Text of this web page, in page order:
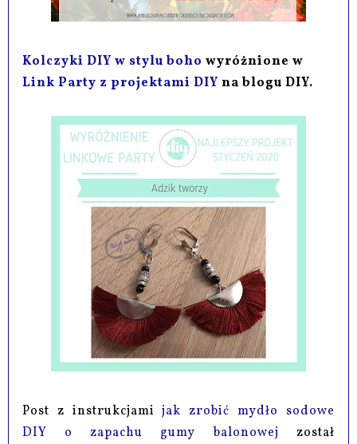
Kolczyki DIY w stylu boho wyróżnione w
Link Party z projektami DIY na blogu DIY.
Post z instrukcjamijak zrobić mydło sodowe
DIY o zapachu gumy balonowej został